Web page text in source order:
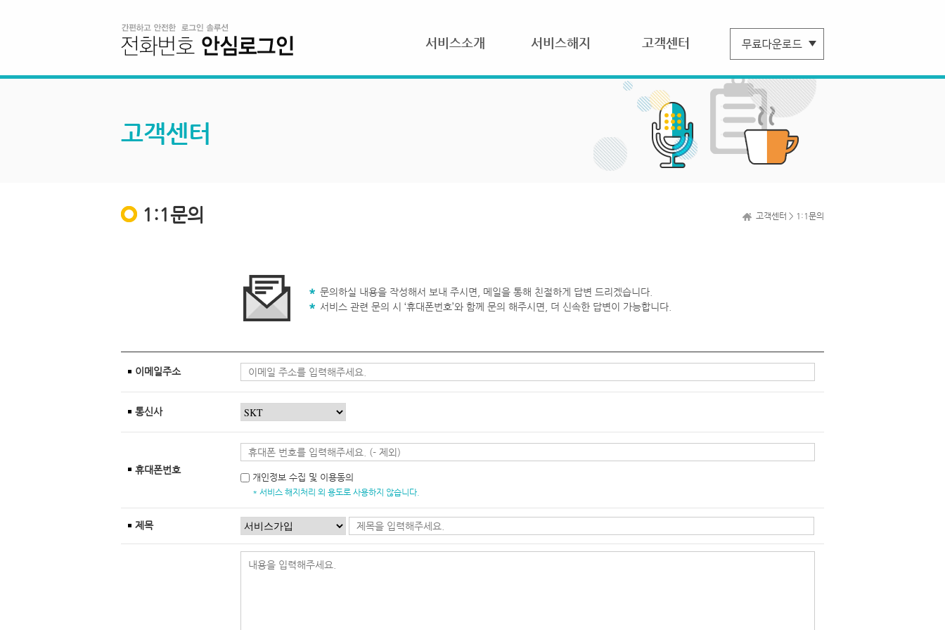
서비스소개 서비스해지 고객센터
고객센터
1:1문의 고객센터 > 1:1문의
문의하실 내용을 작성해서 보내 주시면, 메일을 통해 친절하게 답변 드리겠습니다.
서비스 관련 문의 시 ‘휴대폰번호’와 함께 문의 해주시면, 더 신속한 답변이 가능합니다.
이메일주소
통신사
휴대폰번호
개인정보 수집 및 이용동의
* 서비스 해지처리 외 용도로 사용하지 않습니다.
제목